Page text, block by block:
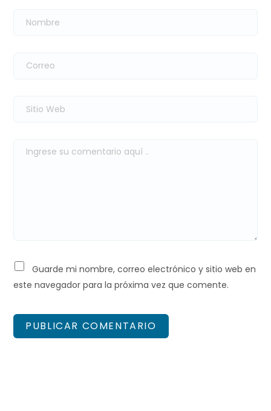
Guarde mi nombre, correo electrónico y sitio web en
este navegador para la próxima vez que comente.